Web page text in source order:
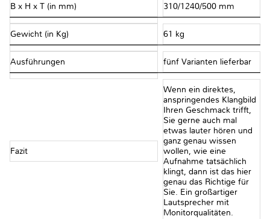
B x H x T (in mm) 310/1240/500 mm
Gewicht (in Kg) 61 kg
Ausführungen fünf Varianten lieferbar
Fazit
Wenn ein direktes,
anspringendes Klangbild
Ihren Geschmack trifft,
Sie gerne auch mal
etwas lauter hören und
ganz genau wissen
wollen, wie eine
Aufnahme tatsächlich
klingt, dann ist das hier
genau das Richtige für
Sie. Ein großartiger
Lautsprecher mit
Monitorqualitäten.